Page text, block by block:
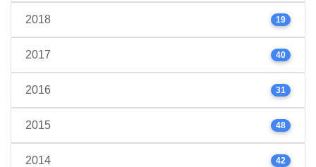
2018 19
2017 40
2016 31
2015 48
2014 42